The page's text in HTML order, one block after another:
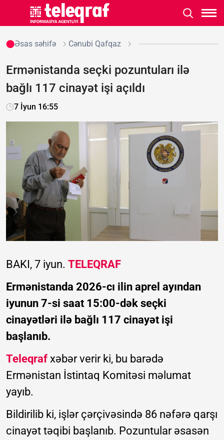
Əsas səhifə Cənubi Qafqaz
Ermənistanda seçki pozuntuları ilə
bağlı 117 cinayət işi açıldı
7 İyun 16:55
BAKI, 7 iyun. TELEQRAF
Ermənistanda 2026-cı ilin aprel ayından
iyunun 7-si saat 15:00-dək seçki
cinayətləri ilə bağlı 117 cinayət işi
başlanıb.
Teleqraf xəbər verir ki, bu barədə
Ermənistan İstintaq Komitəsi məlumat
yayıb.
Bildirilib ki, işlər çərçivəsində 86 nəfərə qarşı
cinayət təqibi başlanıb. Pozuntular əsasən